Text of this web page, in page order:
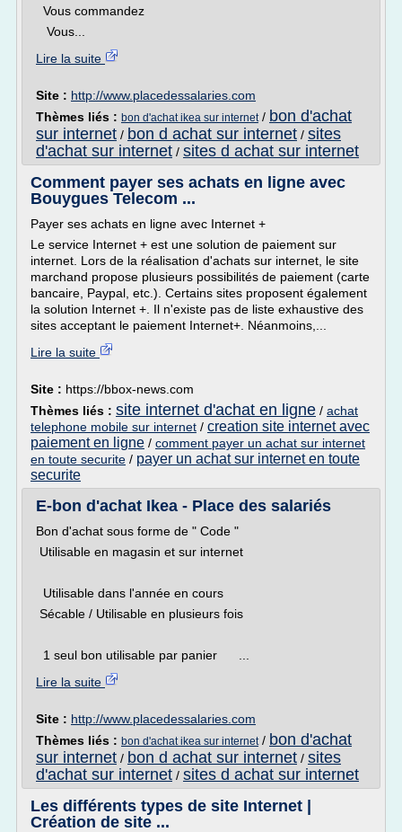
Vous commandez
Vous...
Lire la suite
Site : http://www.placedessalaries.com
Thèmes liés : bon d'achat ikea sur internet/ bon d'achat
sur internet / bon d achat sur internet / sites
d'achat sur internet / sites d achat sur internet
Comment payer ses achats en ligne avec
Bouygues Telecom ...
Payer ses achats en ligne avec Internet +
Le service Internet + est une solution de paiement sur
internet. Lors de la réalisation d'achats sur internet, le site
marchand propose plusieurs possibilités de paiement (carte
bancaire, Paypal, etc.). Certains sites proposent également
la solution Internet +. Il n'existe pas de liste exhaustive des
sites acceptant le paiement Internet+. Néanmoins,...
Lire la suite
Site : https://bbox-news.com
Thèmes liés : site internet d'achat en ligne / achat
telephone mobile sur internet / creation site internet avec
paiement en ligne / comment payer un achat sur internet
en toute securite / payer un achat sur internet en toute
securite
E-bon d'achat Ikea - Place des salariés
Bon d'achat sous forme de " Code "
Utilisable en magasin et sur internet
Utilisable dans l'année en cours
Sécable / Utilisable en plusieurs fois
1 seul bon utilisable par panier ...
Lire la suite
Site : http://www.placedessalaries.com
Thèmes liés : bon d'achat ikea sur internet/ bon d'achat
sur internet / bon d achat sur internet / sites
d'achat sur internet / sites d achat sur internet
Les différents types de site Internet |
Création de site ...